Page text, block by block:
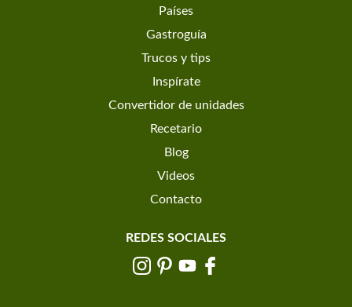
Países
Gastroguía
Trucos y tips
Inspírate
Convertidor de unidades
Recetario
Blog
Videos
Contacto
REDES SOCIALES